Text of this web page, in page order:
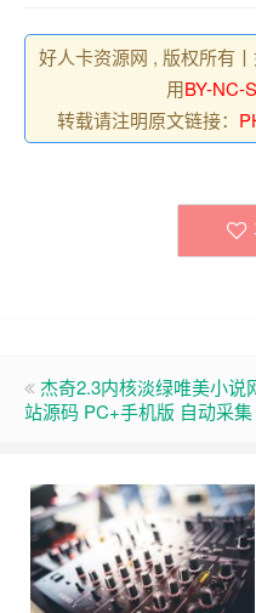
好人卡资源网 , 版权所有
用BY-NC-
转载请注明原文链接：
杰奇2.3内核淡绿唯美小说
站源码 PC+手机版 自动采集